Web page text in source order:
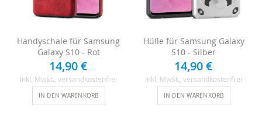
Handyschale für Samsung
Galaxy S10 - Rot
14,90 €
Inkl. MwSt. , versandkostenfrei
IN DEN WARENKORB
Hülle für Samsung Galaxy
S10 - Silber
14,90 €
Inkl. MwSt. , versandkostenfrei
IN DEN WARENKORB